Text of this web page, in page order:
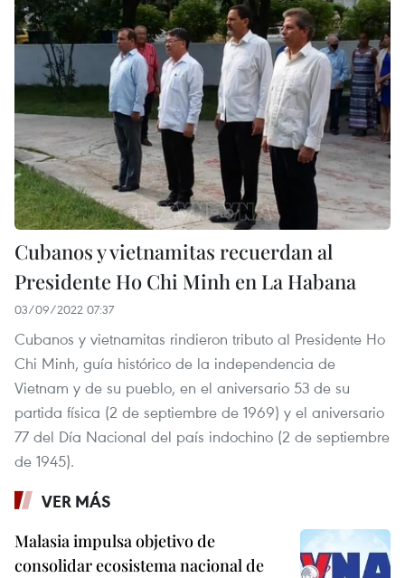
Cubanos y vietnamitas recuerdan al
Presidente Ho Chi Minh en La Habana
03/09/2022 07:37
Cubanos y vietnamitas rindieron tributo al Presidente Ho
Chi Minh, guía histórico de la independencia de
Vietnam y de su pueblo, en el aniversario 53 de su
partida física (2 de septiembre de 1969) y el aniversario
77 del Día Nacional del país indochino (2 de septiembre
de 1945).
VER MÁS
Malasia impulsa objetivo de
consolidar ecosistema nacional de